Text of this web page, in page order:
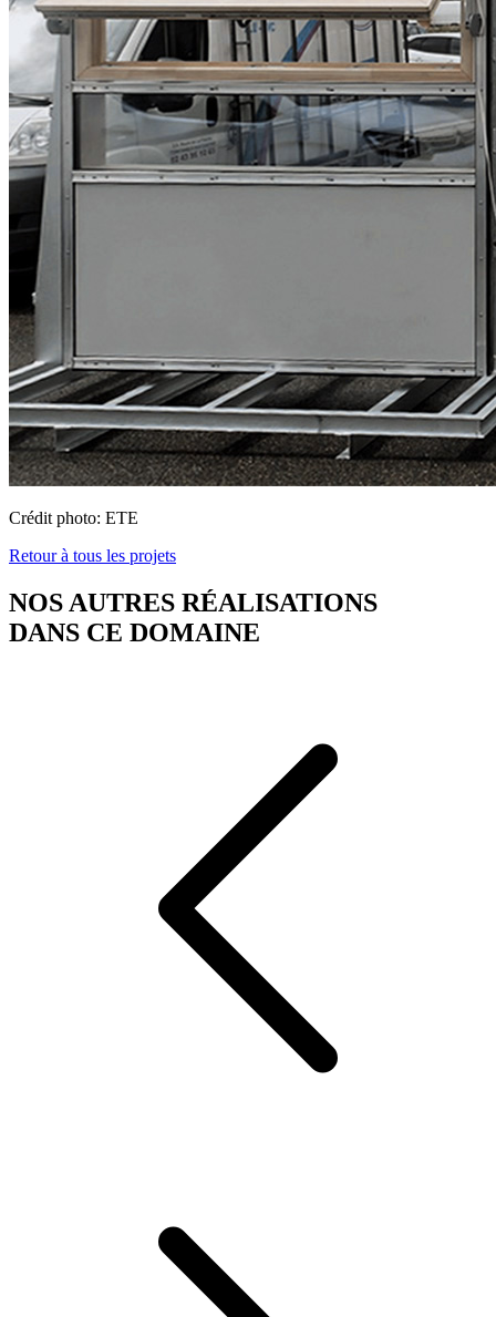
Crédit photo: ETE
Retour à tous les projets
NOS AUTRES RÉALISATIONS
DANS CE DOMAINE